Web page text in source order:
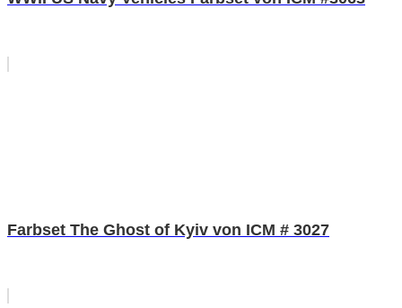
Farbset The Ghost of Kyiv von ICM # 3027